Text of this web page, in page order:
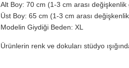
Alt Boy: 70 cm (1-3 cm arası değişkenlik
Üst Boy: 65 cm (1-3 cm arası
Modelin Giydiği Beden: XL
Ürünlerin renk ve dokuları stüdyo